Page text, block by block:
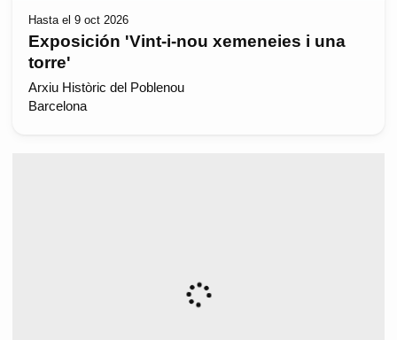
Hasta el 9 oct 2026
Exposición 'Vint-i-nou xemeneies i una
torre'
Arxiu Històric del Poblenou
Barcelona